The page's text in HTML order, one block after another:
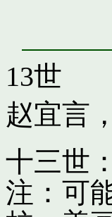
13世
赵宜言
十三世
注：可